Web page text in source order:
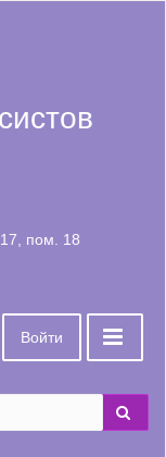
пом. 18
Войти